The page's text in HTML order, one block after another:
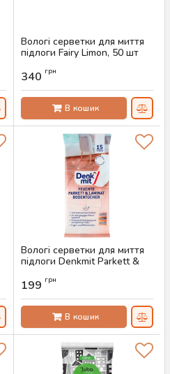
Вологі серветки для миття
підлоги Fairy Limon, 50 шт
340 грн
В кошик
Вологі серветки для миття
підлоги Denkmit Parkett &
Артикул:
199 грн
В кошик